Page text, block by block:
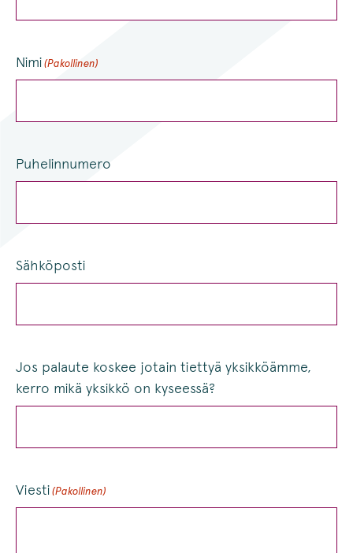
Nimi (Pakollinen)
Puhelinnumero
Sähköposti
Jos palaute koskee jotain tiettyä yksikköämme,
kerro mikä yksikkö on kyseessä?
Viesti (Pakollinen)